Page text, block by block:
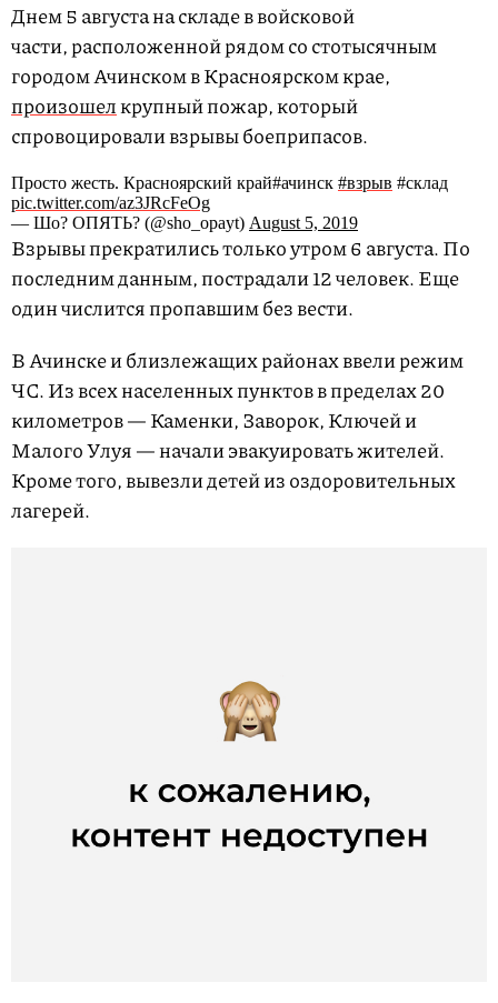
Днем 5 августа на складе в войсковой
части, расположенной рядом со стотысячным
городом Ачинском в Красноярском крае,
произошелкрупный пожар, который
спровоцировали взрывы боеприпасов.
Просто жесть. Красноярский край#ачинск #взрыв #склад
pic.twitter.com/az3JRcFeOg
— Шо? ОПЯТЬ? (@sho_opayt) August 5, 2019
Взрывы прекратились только утром 6 августа. По
последним данным, пострадали 12 человек. Еще
один числится пропавшим без вести.
В Ачинске и близлежащих районах ввели режим
ЧС. Из всех населенных пунктов в пределах 20
километров — Каменки, Заворок, Ключей и
Малого Улуя — начали эвакуировать жителей.
Кроме того, вывезли детей из оздоровительных
лагерей.